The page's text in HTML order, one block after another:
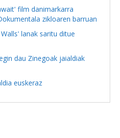
film danimarkarra
zikloaren barruan
lanak saritu ditue
dau Zinegoak jaialdiak
euskeraz